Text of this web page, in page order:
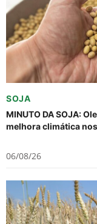
SOJA
MINUTO DA SOJA:
melhora climática
06/08/26